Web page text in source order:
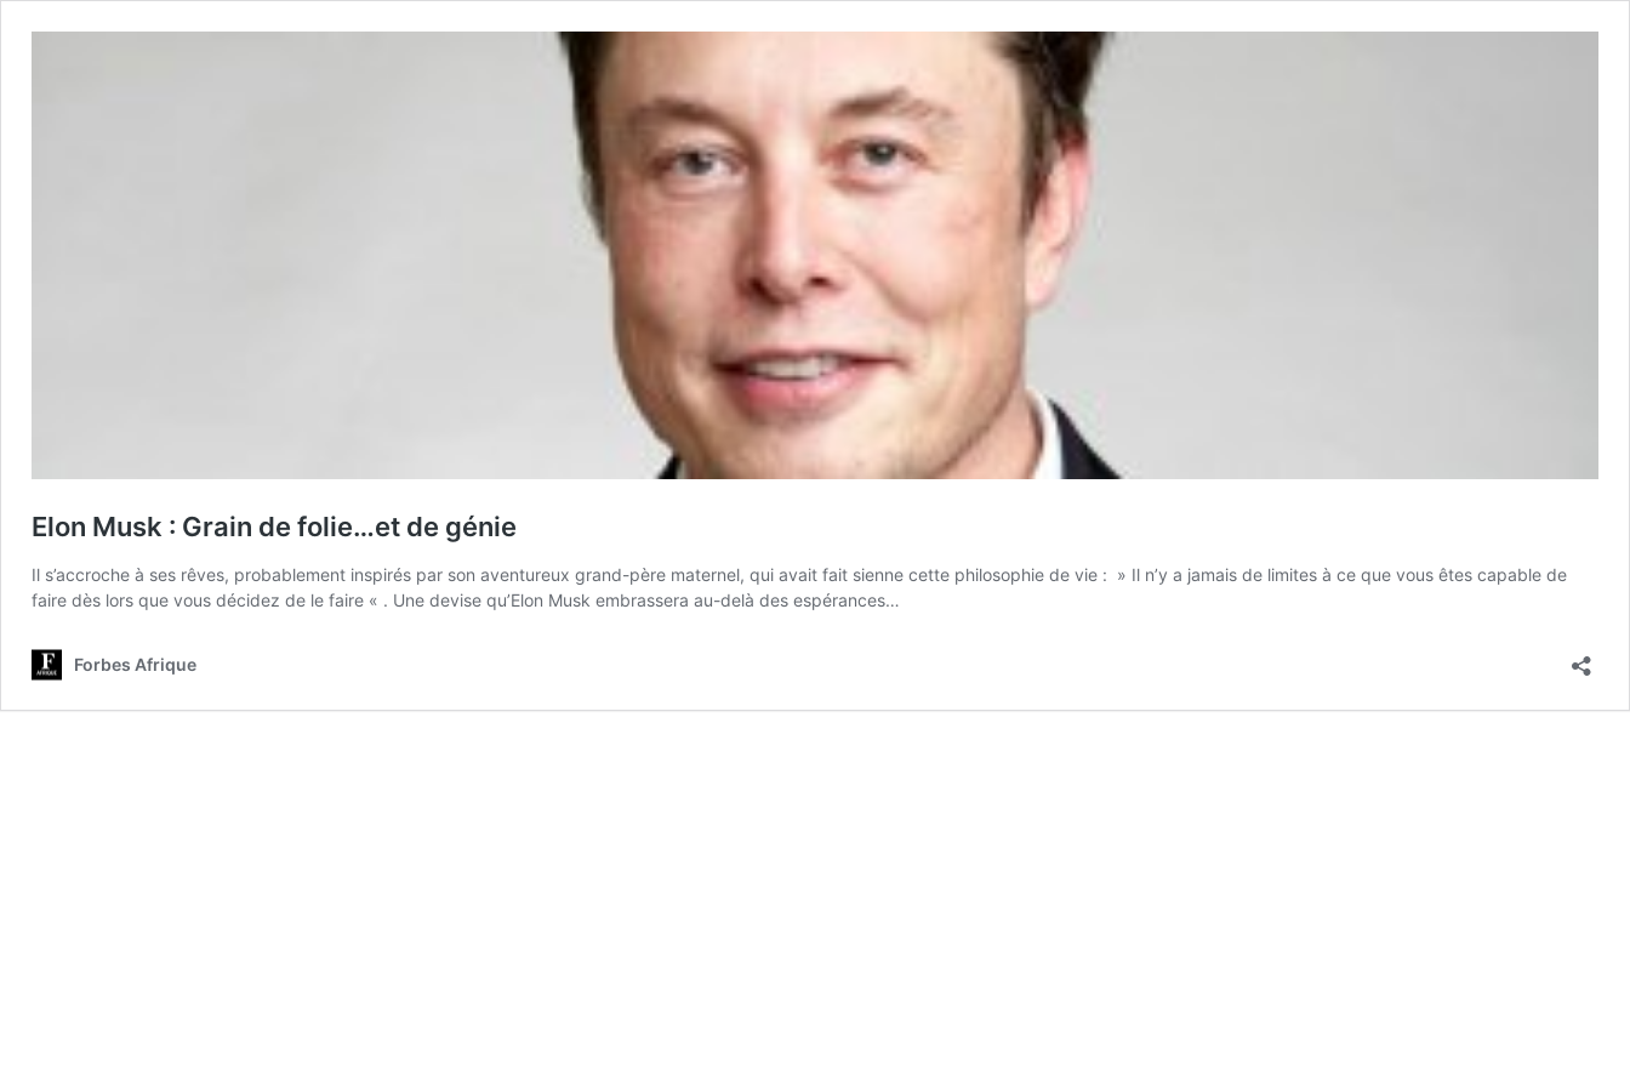
Elon Musk : Grain de folie…et de génie
Il s’accroche à ses rêves, probablement inspirés par son aventureux grand-père maternel, qui avait fait sienne cette philosophie de vie : » Il n’y a jamais de limites à ce que vous êtes capable de
faire dès lors que vous décidez de le faire « . Une devise qu’Elon Musk embrassera au-delà des espérances…
Forbes Afrique